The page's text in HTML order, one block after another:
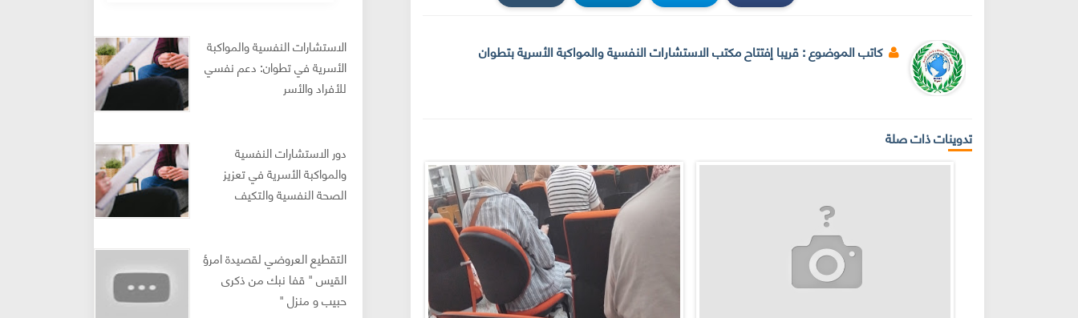
كاتب الموضوع :قريبا إفتتاح مكتب الاستشارات النفسية والمواكبة الأسرية بتطوان
تدوينات ذات صلة
الاستشارات النفسية والمواكبة
الأسرية في تطوان: دعم نفسي
للأفراد والأسر
دور الاستشارات النفسية
والمواكبة الأسرية في تعزيز
الصحة النفسية والتكيف
التقطيع العروضي لقصيدة امرؤ
القيس " قفا نبك من ذكرى
حبيب و منزل "